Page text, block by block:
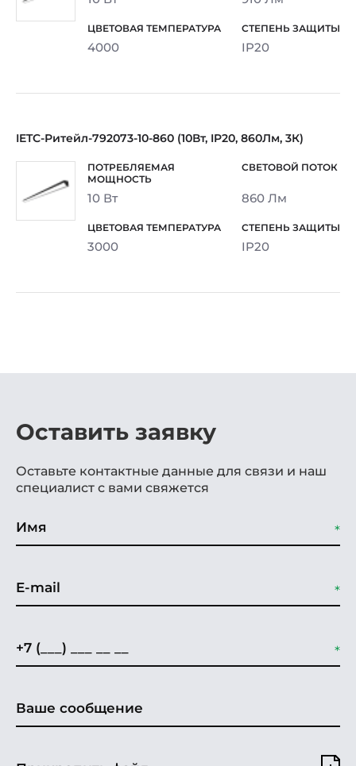
4000 IP20
IETC-Ритейл-792073-10-860 (10Вт, IP20, 860Лм, 3К)
10 Вт 860 Лм
3000 IP20
Оставить заявку
Оставьте контактные данные для связи и наш
специалист с вами свяжется